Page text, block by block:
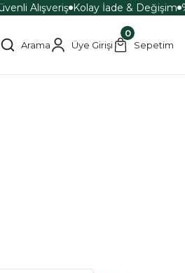
Alışveriş Kolay İade & Değişim
Arama Üye Girişi
0
Sepetim